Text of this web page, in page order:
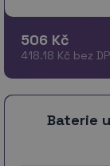
506 Kč
418.18 Kč bez
Baterie